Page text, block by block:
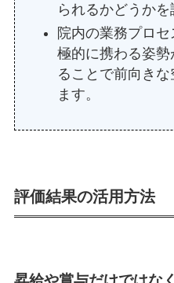
られるかどうかを
院内の業務プロ
極的に携わる姿
ることで前向き
ます。
評価結果の活用方法